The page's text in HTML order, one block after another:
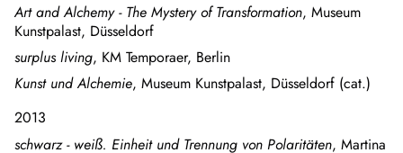
Art and Alchemy - The Mystery of Transformation, Museum
Kunstpalast, Düsseldorf
surplus living, KM Temporaer, Berlin
Kunst und Alchemie, Museum Kunstpalast, Düsseldorf (cat.)
2013
schwarz - weiß. Einheit und Trennung von Polaritäten, Martina